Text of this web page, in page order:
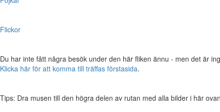
Flickor
Du har inte fått några besök under den här fliken ännu - men det är
Klicka här för att komma till träffas förstasida.
Tips: Dra musen till den högra delen av rutan med alla bilder i här